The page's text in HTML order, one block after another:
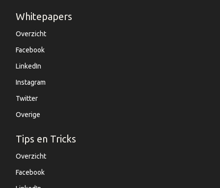
Whitepapers
Overzicht
Facebook
LinkedIn
Instagram
Twitter
Overige
Tips en Tricks
Overzicht
Facebook